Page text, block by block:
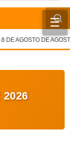
☰
AGOSTO DE
2026